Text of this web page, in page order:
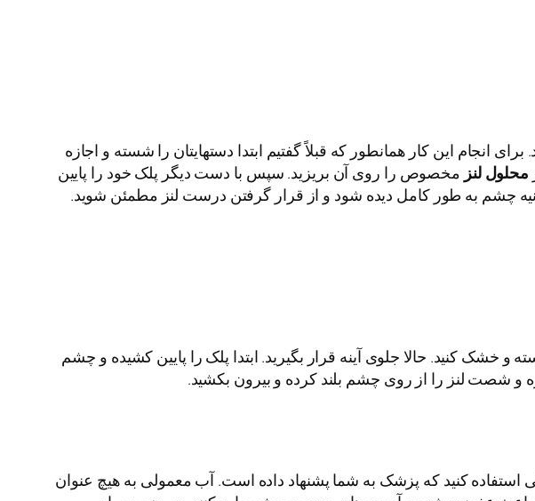
انجام این کار همانطور که قبلاً گفتیم ابتدا دستهایتان را شسته و اجازه
محلول لنز مخصوص را روی آن بریزید. سپس با دست دیگر پلک خود را پایین
چشم به طور کامل دیده شود و از قرار گرفتن درست لنز مطمئن شوید.
و خشک کنید. حالا جلوی آینه قرار بگیرید. ابتدا پلک را پایین کشیده و چشم
و شصت لنز را از روی چشم بلند کرده و بیرون بکشید.
کنید که پزشک به شما پشنهاد داده است. آب معمولی به هیچ عنوان